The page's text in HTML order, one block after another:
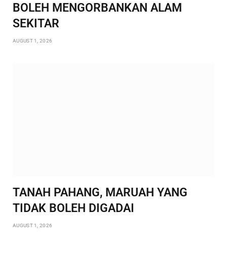
BOLEH MENGORBANKAN ALAM
SEKITAR
AUGUST 1, 2026
TANAH PAHANG, MARUAH YANG
TIDAK BOLEH DIGADAI
AUGUST 1, 2026